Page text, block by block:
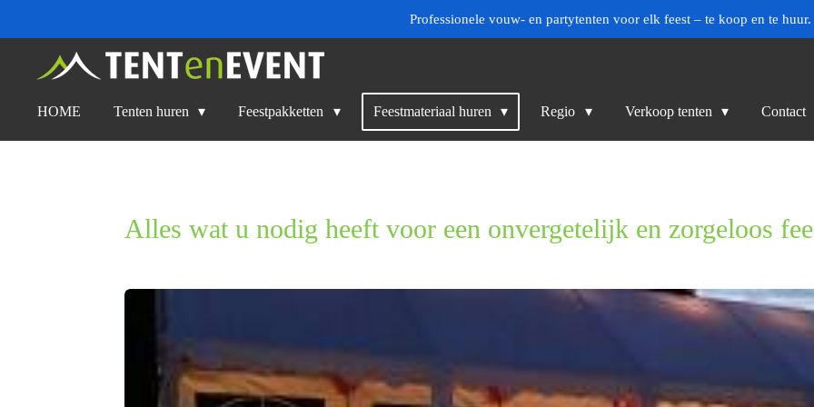
hoofdinhoud
Professionele vouw- en partytenten voor elk feest – te koop en te huur.
HOME Tenten huren Feestpakketten Feestmateriaal huren Regio Verkoop tenten Contact
Alles wat u nodig heeft voor een onvergetelijk en zorgeloos